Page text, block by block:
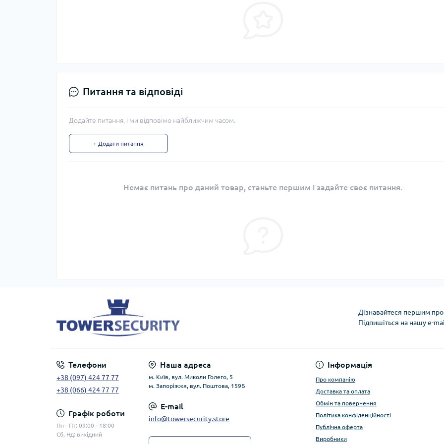
Питання та відповіді
Додайте питання, і ми відповімо найближчим часом.
+ Додати питання
Немає питань про даний товар, станьте першим і задайте своє питання.
Дізнавайтеся першим про
Підпишіться на нашу e-
Телефони
+38 (097) 424 77 77
+38 (066) 424 77 77
Графік роботи
Пн - Пт: 09:00 - 18:00
Сб, Нд: вихідний
Наша адреса
м. Київ, вул. Миколи Голего, 5
м. Запоріжжя, вул. Поштова, 159Б
E-mail
info@towersecurity.store
Інформація
Про компанію
Доставка та оплата
Обмін та повернення
Політика конфіденційності
Публічна оферта
Виробники